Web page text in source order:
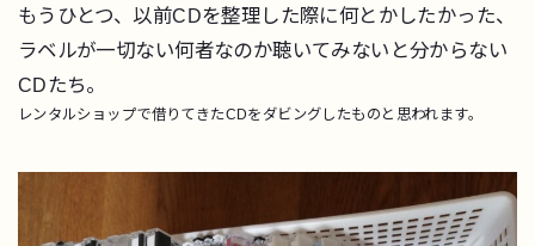
もうひとつ、以前CDを整理した際に何とかしたかった、
ラベルが一切ない何者なのか聴いてみないと分からない
CDたち。
レンタルショップで借りてきたCDをダビングしたものと思われます。